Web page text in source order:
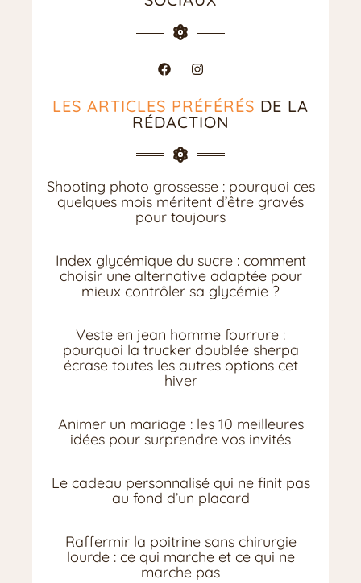
LES ARTICLES PRÉFÉRÉS DE LA
RÉDACTION
Shooting photo grossesse : pourquoi ces
quelques mois méritent d’être gravés
pour toujours
Index glycémique du sucre : comment
choisir une alternative adaptée pour
mieux contrôler sa glycémie ?
Veste en jean homme fourrure :
pourquoi la trucker doublée sherpa
écrase toutes les autres options cet
hiver
Animer un mariage : les 10 meilleures
idées pour surprendre vos invités
Le cadeau personnalisé qui ne finit pas
au fond d’un placard
Raffermir la poitrine sans chirurgie
lourde : ce qui marche et ce qui ne
marche pas